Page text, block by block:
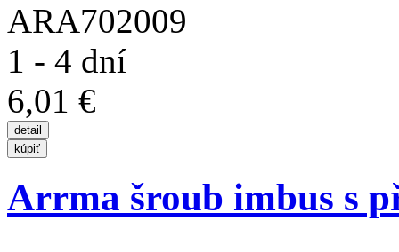
ARA702009
1 - 4 dní
6,01 €
Arrma šroub imbus s